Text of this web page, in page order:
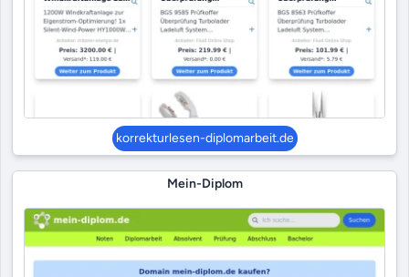
korrekturlesen-diplomarbeit.de
Mein-Diplom